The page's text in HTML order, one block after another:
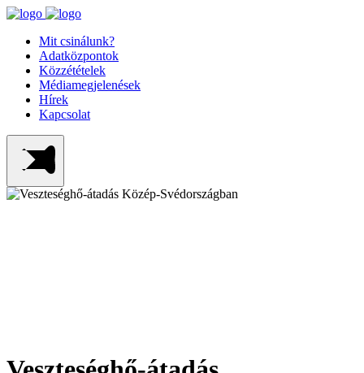
Mit csinálunk?
Adatközpontok
Közzétételek
Médiamegjelenések
Hírek
Kapcsolat